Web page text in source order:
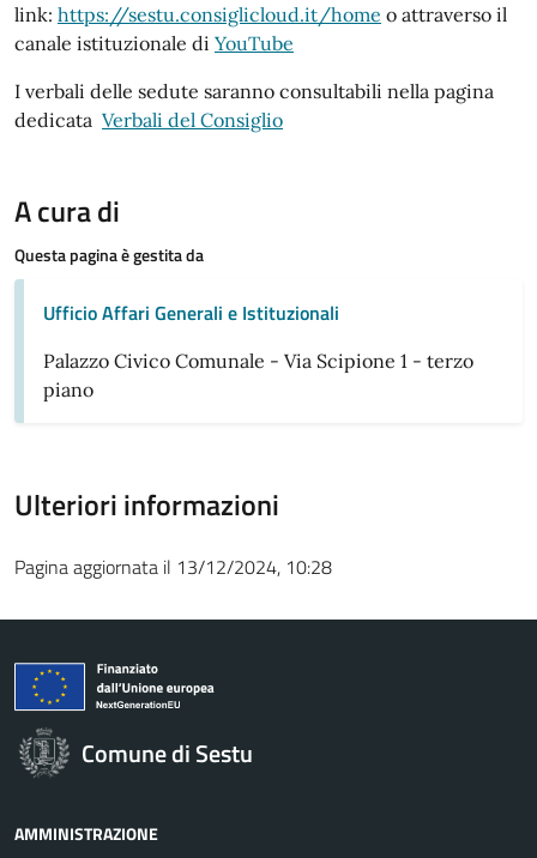
link: https://sestu.consiglicloud.it/home o attraverso il
canale istituzionale di YouTube
I verbali delle sedute saranno consultabili nella pagina
dedicata Verbali del Consiglio
A cura di
Questa pagina è gestita da
Ufficio Affari Generali e Istituzionali
Palazzo Civico Comunale - Via Scipione 1 - terzo
piano
Ulteriori informazioni
Pagina aggiornata il 13/12/2024, 10:28
Comune di Sestu
AMMINISTRAZIONE